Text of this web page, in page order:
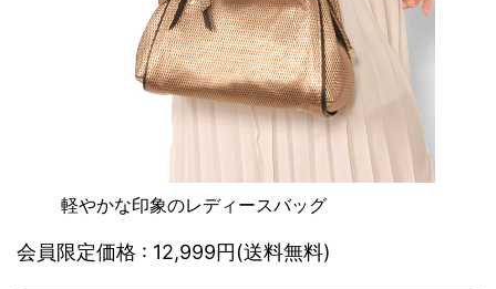
軽やかな印象のレディースバッグ
会員限定価格 : 12,999円(送料無料)